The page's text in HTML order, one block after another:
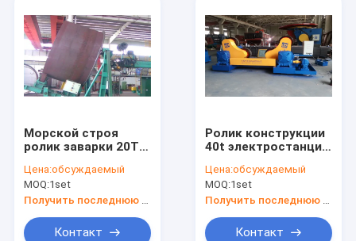
Морской строя
ролик заварки 20T
сварочный аппарат
автоматной сварки
1000mm-4000mm
Цена:обсуждаемый
MOQ:1set
Контакт
Ролик конструкции
40t электростанции
регулируемый
сваривая
вращатель 6-60m/H
Цена:обсуждаемый
MOQ:1set
Контакт